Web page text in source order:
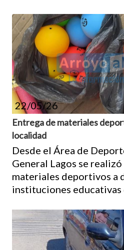
22/05/26
Entrega de materiales
localidad
Desde el Área de
General Lagos se
materiales deportivos a
instituciones educativas